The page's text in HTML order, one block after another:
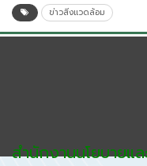
ข่าวสิ่งแวดล้อม
สำนักงานนโยบายแ